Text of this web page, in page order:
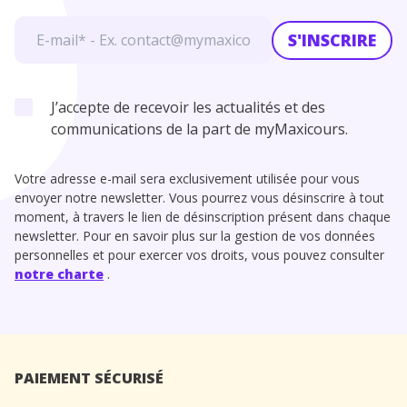
S'INSCRIRE
J’accepte de recevoir les actualités et des
communications de la part de myMaxicours.
Votre adresse e-mail sera exclusivement utilisée pour vous
envoyer notre newsletter. Vous pourrez vous désinscrire à tout
moment, à travers le lien de désinscription présent dans chaque
newsletter. Pour en savoir plus sur la gestion de vos données
personnelles et pour exercer vos droits, vous pouvez consulter
notre charte .
PAIEMENT SÉCURISÉ